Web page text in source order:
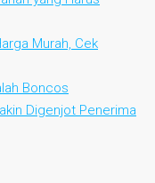
Murah, Cek
Boncos
Digenjot Penerima